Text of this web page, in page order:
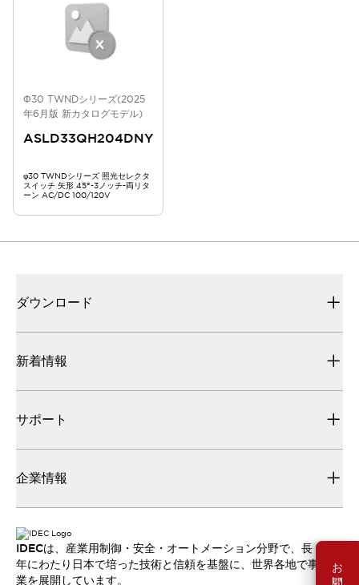
Φ30 TWNDシリーズ(2025
年6月版 新カタログモデル)
ASLD33QH204DNY
φ30 TWNDシリーズ 照光セレクタ
スイッチ 矢形 45°-3ノッチ-両リタ
ーン AC/DC 100/120V
ダウンロード
新着情報
サポート
企業情報
IDECは、産業用制御・安全・オートメーション分野で、長
年にわたり日本で培った技術と信頼を基盤に、世界各地で事
業を展開しています。